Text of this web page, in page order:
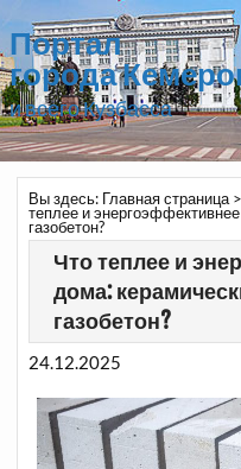
Портал
города
и всего Кузбасса
Вы здесь: Главная страница>
теплее и
газобетон?
Что теплее и
дома:
газобетон?
24.12.2025